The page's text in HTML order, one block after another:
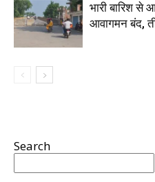
भारी बारिश से
आवागमन बंद,
Search